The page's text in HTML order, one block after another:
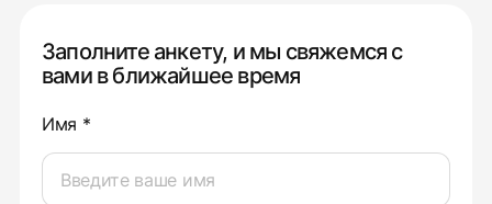
Заполните анкету, и мы свяжемся с
вами в ближайшее время
Имя *